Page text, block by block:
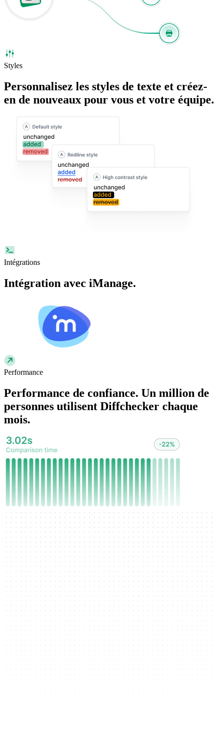
Styles
Personnalisez les styles de texte et créez-
en de nouveaux pour vous et votre équipe.
Intégrations
Intégration avec iManage.
Performance
Performance de confiance. Un million de
personnes utilisent Diffchecker chaque
mois.